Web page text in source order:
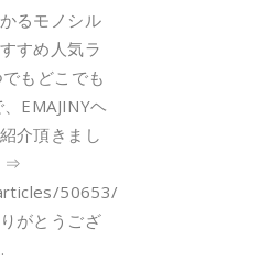
るモノシル
すめ人気ラ
もどこでも
EMAJINYヘ
介頂きまし
⇒
50653/
がとうござ